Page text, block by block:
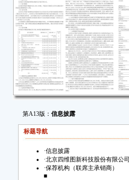
第A13版： 信息披露
标题导航
·信息披露
·北京四维图新科技股份有限公司
·保荐机构（联席主承销商）
■